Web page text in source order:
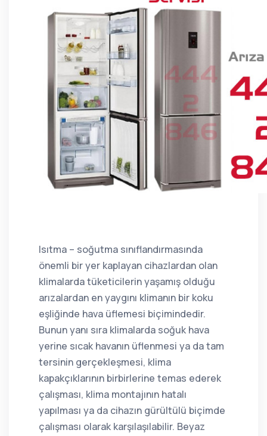
Isıtma – soğutma sınıflandırmasında
önemli bir yer kaplayan cihazlardan olan
klimalarda tüketicilerin yaşamış olduğu
arızalardan en yaygını klimanın bir koku
eşliğinde hava üflemesi biçimindedir.
Bunun yanı sıra klimalarda soğuk hava
yerine sıcak havanın üflenmesi ya da tam
tersinin gerçekleşmesi, klima
kapakçıklarının birbirlerine temas ederek
çalışması, klima montajının hatalı
yapılması ya da cihazın gürültülü biçimde
çalışması olarak karşılaşılabilir. Beyaz